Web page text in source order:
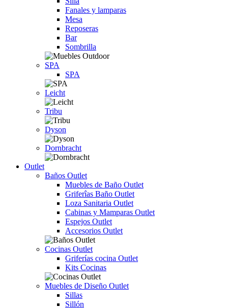
Fanales y lamparas
Mesa
Reposeras
Bar
Sombrilla
SPA
SPA
Leicht
Tribu
Dyson
Dornbracht
Outlet
Baños Outlet
Muebles de Baño Outlet
Griferîas Baño Outlet
Loza Sanitaria Outlet
Cabinas y Mamparas Outlet
Espejos Outlet
Accesorios Outlet
Cocinas Outlet
Griferías cocina Outlet
Kits Cocinas
Muebles de Diseño Outlet
Sillas
Sillón